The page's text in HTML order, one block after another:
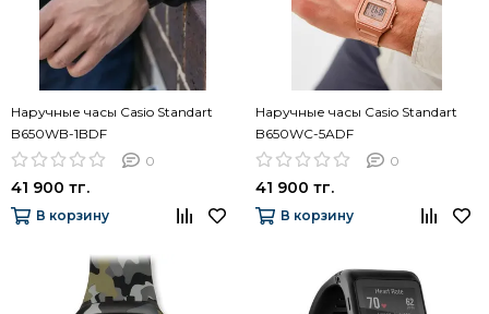
Наручные часы Casio Standart
B650WB-1BDF
0
41 900 тг.
В корзину
Наручные часы Casio Standart
B650WC-5ADF
0
41 900 тг.
В корзину